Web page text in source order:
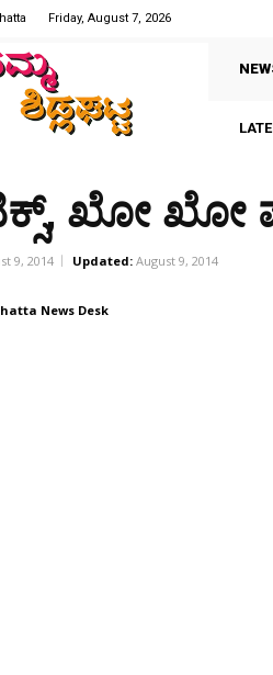
Friday, August 7, 2026
ಖೋ ಖೋ
9, 2014 Updated: August 9, 2014
News Desk